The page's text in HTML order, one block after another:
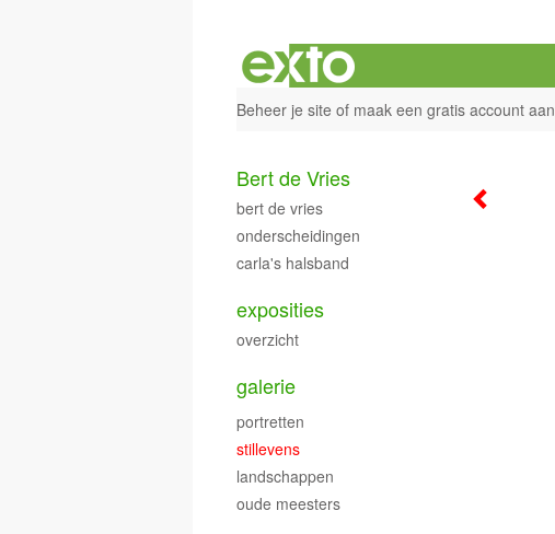
Beheer je site of maak een gratis account aan
Bert de Vries
bert de vries
onderscheidingen
carla's halsband
exposities
overzicht
galerie
portretten
stillevens
landschappen
oude meesters